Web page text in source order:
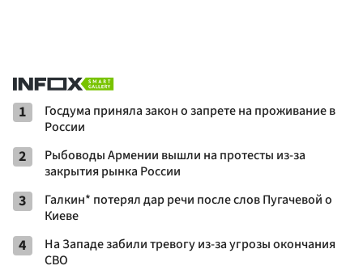
1
Госдума приняла закон о запрете на проживание в
России
2
Рыбоводы Армении вышли на протесты из-за
закрытия рынка России
3
Галкин* потерял дар речи после слов Пугачевой о
Киеве
4
На Западе забили тревогу из-за угрозы окончания
СВО